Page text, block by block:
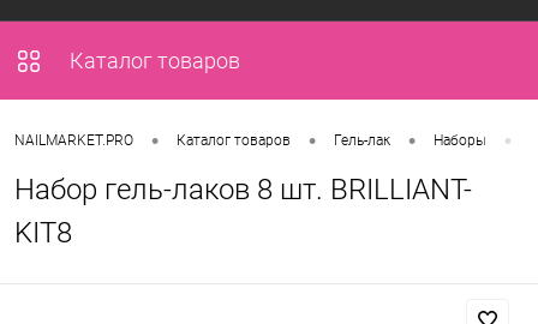
Каталог товаров
NAILMARKET.PRO • Каталог товаров • Гель-лак • Наборы •
Набор гель-лаков 8 шт. BRILLIANT-
KIT8